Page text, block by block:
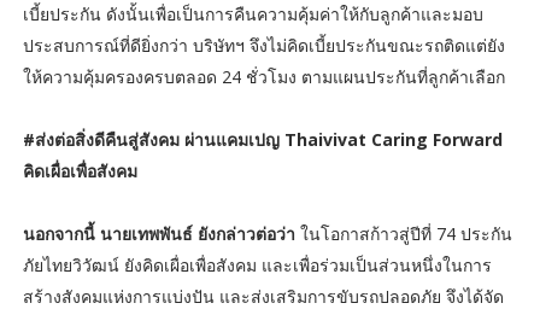
เบี้ยประกัน ดังนั้นเพื่อเป็นการคืนความคุ้มค่าให้กับลูกค้าและมอบ
ประสบการณ์ที่ดียิ่งกว่า บริษัทฯ จึงไม่คิดเบี้ยประกันขณะรถติดแต่ยัง
ให้ความคุ้มครองครบตลอด 24 ชั่วโมง ตามแผนประกันที่ลูกค้าเลือก
#ส่งต่อสิ่งดีคืนสู่สังคม ผ่านแคมเปญ Thaivivat Caring Forward
คิดเผื่อเพื่อสังคม
นอกจากนี้ นายเทพพันธ์ ยังกล่าวต่อว่า ในโอกาสก้าวสู่ปีที่ 74 ประกัน
ภัยไทยวิวัฒน์ ยังคิดเผื่อเพื่อสังคม และเพื่อร่วมเป็นส่วนหนึ่งในการ
สร้างสังคมแห่งการแบ่งปัน และส่งเสริมการขับรถปลอดภัย จึงได้จัด